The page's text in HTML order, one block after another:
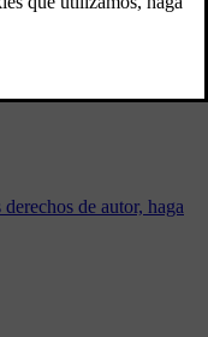
de autor, haga